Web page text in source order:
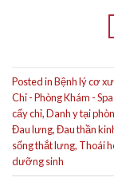
Posted inBệnh lý cơ
Chỉ - Phòng Khám -
cấy chỉ,Danh y tại
Đau lưng,Đau thần
sống thắt lưng, Thoái
dưỡng sinh